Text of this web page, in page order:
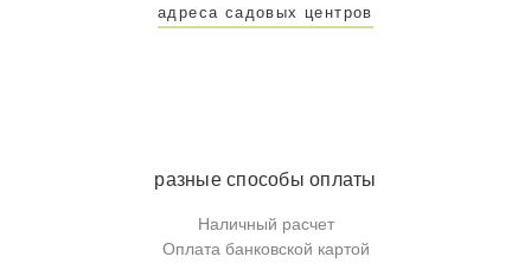
адреса садовых центров
разные способы оплаты
Наличный расчет
Оплата банковской картой